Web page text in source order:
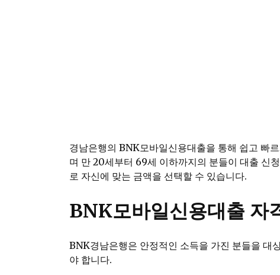
경남은행의 BNK모바일신용대출을 통해 쉽고 빠
며 만 20세부터 69세 이하까지의 분들이 대출 신
로 자신에 맞는 금액을 선택할 수 있습니다.
BNK모바일신용대출 자
BNK경남은행은 안정적인 소득을 가진 분들을 대
야 합니다.